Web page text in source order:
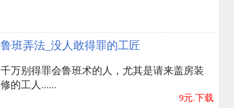
鲁班弄法_没人敢得罪的工匠
千万别得罪会鲁班术的人，尤其是请来盖房装
修的工人......
9元.下载